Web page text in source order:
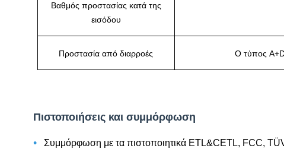
Βαθμός προστασίας κατά της
εισόδου
Προστασία από διαρροές Ο τύπος
Πιστοποιήσεις και συμμόρφωση
• Συμμόρφωση με τα πιστοποιητικά ETL&CETL, FCC,